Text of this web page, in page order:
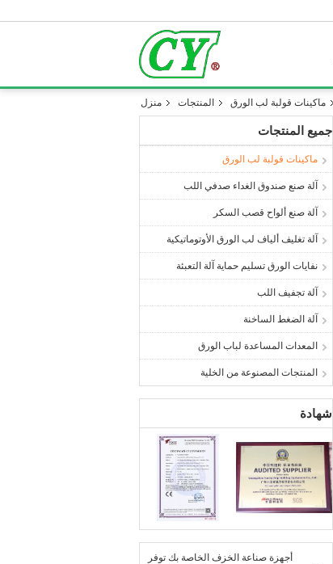
منزل المنتجات ماكينات قولبة لب الورق
جميع المنتجات
ماكينات قولبة لب الورق
آلة صنع صندوق الغداء صدفي اللب
آلة صنع ألواح قصب السكر
آلة تغليف ألياف لب الورق الأوتوماتيكية
نفايات الورق تسليم حماية آلة التعبئة
آلة تجفيف اللب
آلة الضغط الساخنة
المعدات المساعدة لباب الورق
المنتجات المصنوعة من الخلية
شهادة
أجهزة صناعة الخزف الخاصة بك توفر